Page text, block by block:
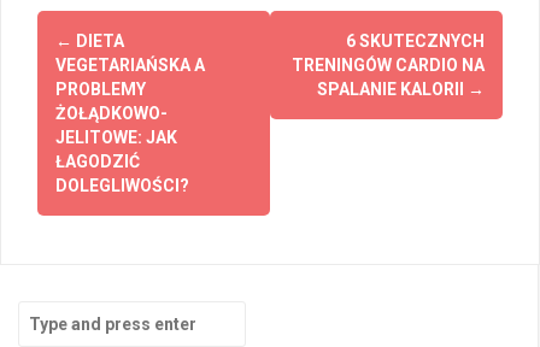
Post
navigation
← DIETA
VEGETARIAŃSKA A
PROBLEMY
ŻOŁĄDKOWO-
JELITOWE: JAK
ŁAGODZIĆ
DOLEGLIWOŚCI?
6 SKUTECZNYCH
TRENINGÓW CARDIO NA
SPALANIE KALORII →
for: